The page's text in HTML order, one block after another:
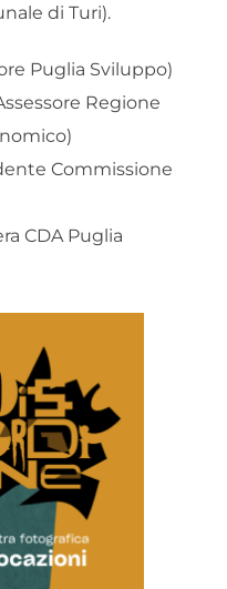
di Turi).
Puglia Sviluppo)
Regione
Commissione
CDA Puglia